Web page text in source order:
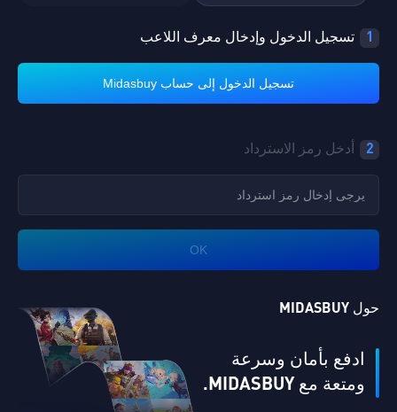
1 تسجيل الدخول وإدخال معرف اللاعب
تسجيل الدخول إلى حساب Midasbuy
2 أدخل رمز الاسترداد
OK
حول MIDASBUY
ادفع بأمان وسرعة
ومتعة مع MIDASBUY.